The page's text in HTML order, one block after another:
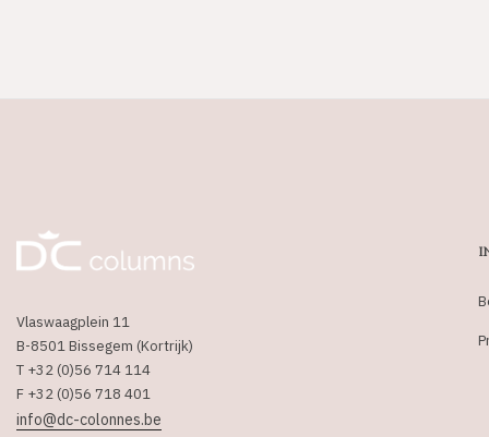
Vlaswaagplein 11
B-8501 Bissegem (Kortrijk)
T +32 (0)56 714 114
F +32 (0)56 718 401
info@dc-colonnes.be